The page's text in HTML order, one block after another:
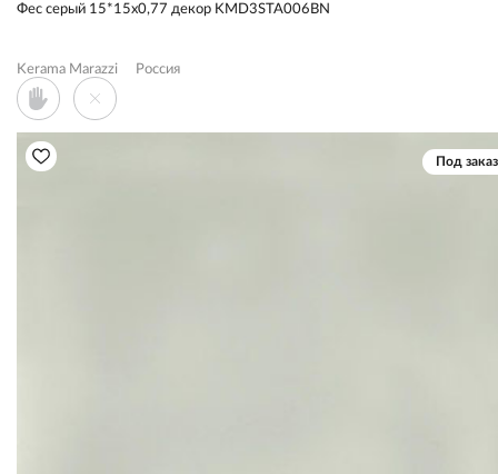
Фес серый 15*15x0,77 декор KMD3STA006BN
Kerama Marazzi Россия
Под заказ